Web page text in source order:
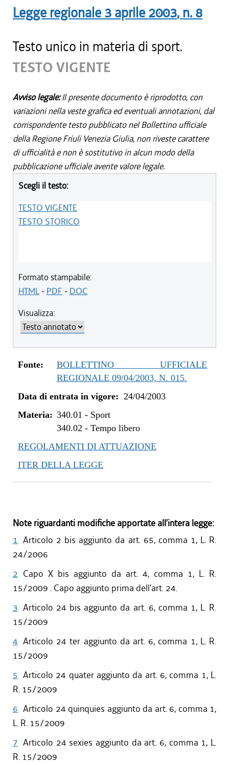
Legge regionale 3 aprile 2003, n. 8
Testo unico in materia di sport.
TESTO VIGENTE
Avviso legale:Il presente documento è riprodotto, con
variazioni nella veste grafica ed eventuali annotazioni, dal
corrispondente testo pubblicato nel Bollettino ufficiale
della Regione Friuli Venezia Giulia, non riveste carattere
di ufficialità e non è sostitutivo in alcun modo della
pubblicazione ufficiale avente valore legale.
Scegli il testo:
TESTO VIGENTE
TESTO STORICO
Formato stampabile:
HTML- PDF - DOC
Visualizza:
Fonte:
BOLLETTINO UFFICIALE
REGIONALE 09/04/2003, N. 015.
Data di entrata in vigore: 24/04/2003
Materia: 340.01 - Sport
340.02 - Tempo libero
REGOLAMENTI DI ATTUAZIONE
ITER DELLA LEGGE
Note riguardanti modifiche apportate all’intera legge:
1 Articolo 2 bis aggiunto da art. 65, comma 1, L. R.
24/2006
2 Capo X bis aggiunto da art. 4, comma 1, L. R.
15/2009 . Capo aggiunto prima dell'art. 24.
3 Articolo 24 bis aggiunto da art. 6, comma 1, L. R.
15/2009
4 Articolo 24 ter aggiunto da art. 6, comma 1, L. R.
15/2009
5 Articolo 24 quater aggiunto da art. 6, comma 1, L.
R. 15/2009
6 Articolo 24 quinquies aggiunto da art. 6, comma 1,
L. R. 15/2009
7 Articolo 24 sexies aggiunto da art. 6, comma 1, L.
R. 15/2009